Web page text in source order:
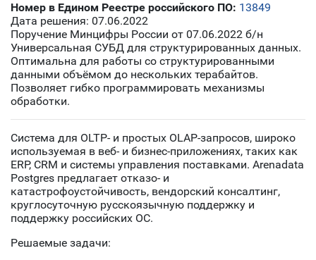
Номер в Едином Реестре российского ПО: 13849
Дата решения: 07.06.2022
Поручение Минцифры России от 07.06.2022 б/н
Универсальная СУБД для структурированных данных.
Оптимальна для работы со структурированными
данными объёмом до нескольких терабайтов.
Позволяет гибко программировать механизмы
обработки.
Система для OLTP- и простых OLAP-запросов, широко
используемая в веб- и бизнес-приложениях, таких как
ERP, CRM и системы управления поставками. Arenadata
Postgres предлагает отказо- и
катастрофоустойчивость, вендорский консалтинг,
круглосуточную русскоязычную поддержку и
поддержку российских ОС.
Решаемые задачи: